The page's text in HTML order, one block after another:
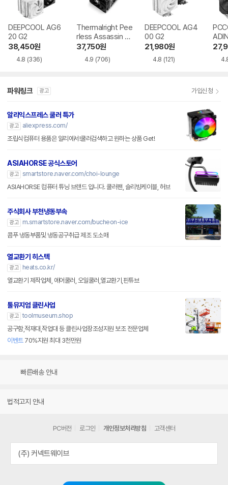
DEEPCOOL AG6
20 G2
38,450원
4.8 (336)
Thermalright Pee
rless Assassin 12
0 SE 서린
37,750원
4.9 (706)
DEEPCOOL AG4
00 G2
21,980원
4.8 (121)
파워링크 광고 가입신청
알리익스프레스 쿨러 특가
광고
aliexpress.com/
조립식컴퓨터 용품은 알리에서!쿨러검색하고 원하는 상품 Get!
ASIAHORSE 공식스토어
광고 smartstore.naver.com/choi-lounge
ASIAHORSE 컴퓨터 튜닝 브랜드 입니다. 쿨러팬, 슬리빙케이블, 허브
주식회사 부천냉동부속
광고
m.smartstore.naver.com/bucheon-ice
콤푸 냉동부품및 냉동공구취급 제조 도소매
열교환기 히스텍
광고
heats.co.kr/
열교환기 제작업체, 에어쿨러, 오일쿨러,열교환기,핀튜브
툴뮤지엄 클린사업
광고 toolmuseum.shop
공구함,적재대,작업대 등 클린사업장조성지원 보조 전문업체
이벤트70%지원 최대 3천만원
빠른배송 안내
법적고지 안내
PC버전 로그인 개인정보처리방침 고객센터
(주) 커넥트웨이브